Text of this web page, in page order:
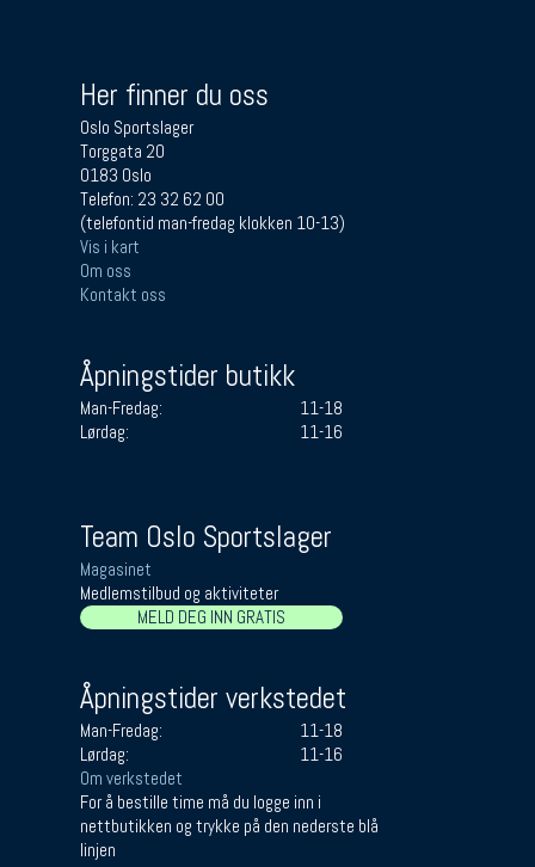
Her finner du oss
Oslo Sportslager
Torggata 20
0183 Oslo
Telefon: 23 32 62 00
(telefontid man-fredag klokken 10-13)
Vis i kart
Om oss
Kontakt oss
Åpningstider butikk
Man-Fredag:
11-18
Lørdag:
11-16
Team Oslo Sportslager
Magasinet
Medlemstilbud og aktiviteter
MELD DEG INN GRATIS
Åpningstider verkstedet
Man-Fredag:
11-18
Lørdag:
11-16
Om verkstedet
For å bestille time må du logge inn i
nettbutikken og trykke på den nederste blå
linjen